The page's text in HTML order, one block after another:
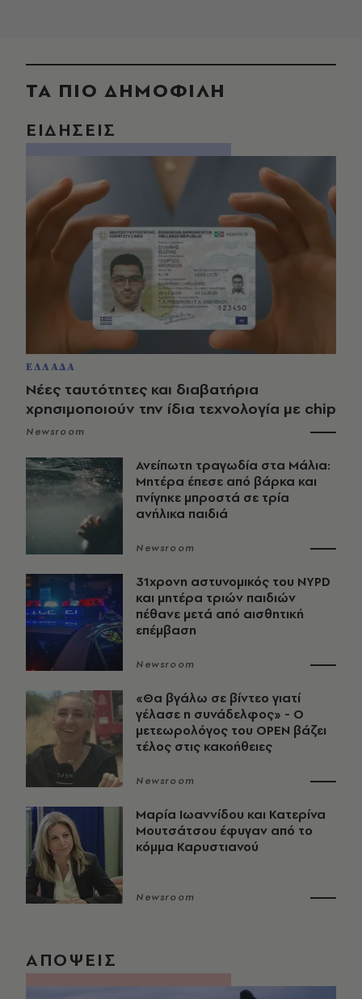
ΤΑ ΠΙΟ ΔΗΜΟΦΙΛΗ
ΕΙΔΗΣΕΙΣ
ΕΛΛΑΔΑ
Νέες ταυτότητες και διαβατήρια
χρησιμοποιούν την ίδια τεχνολογία με chip
Newsroom
Ανείπωτη τραγωδία στα Μάλια:
Μητέρα έπεσε από βάρκα και
πνίγηκε μπροστά σε τρία
ανήλικα παιδιά
Newsroom
31χρονη αστυνομικός του NYPD
και μητέρα τριών παιδιών
πέθανε μετά από αισθητική
επέμβαση
Newsroom
«Θα βγάλω σε βίντεο γιατί
γέλασε η συνάδελφος» - Ο
μετεωρολόγος του OPEN βάζει
τέλος στις κακοήθειες
Newsroom
Μαρία Ιωαννίδου και Κατερίνα
Μουτσάτσου έφυγαν από το
κόμμα Καρυστιανού
Newsroom
ΑΠΟΨΕΙΣ